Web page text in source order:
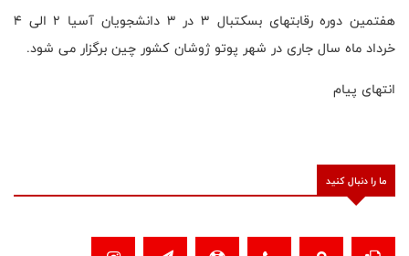
هفتمین دوره رقابتهای بسکتبال 3 در 3 دانشجویان آسیا 2 الی 4
خرداد ماه سال جاری در شهر پوتو ژوشان کشور چین برگزار می شود.
انتهای پیام
ما را دنبال کنید